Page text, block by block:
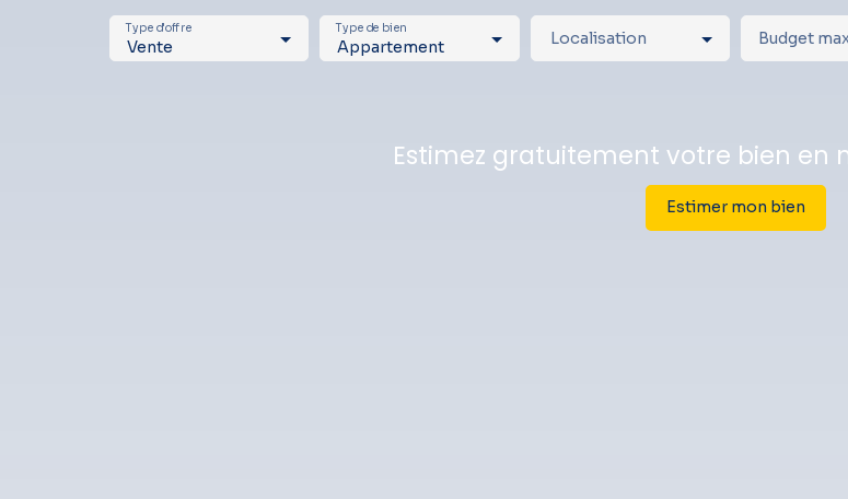
Vente
Type d'offre
Appartement
Type de bien Localisation Budget
Estimez gratuitement votre bien en
Estimer mon bien